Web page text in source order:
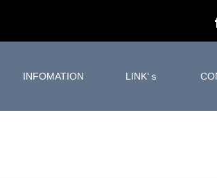
INFOMATION LINK’ｓ